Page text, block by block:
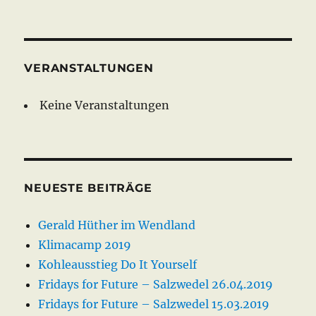
VERANSTALTUNGEN
Keine Veranstaltungen
NEUESTE BEITRÄGE
Gerald Hüther im Wendland
Klimacamp 2019
Kohleausstieg Do It Yourself
Fridays for Future – Salzwedel 26.04.2019
Fridays for Future – Salzwedel 15.03.2019